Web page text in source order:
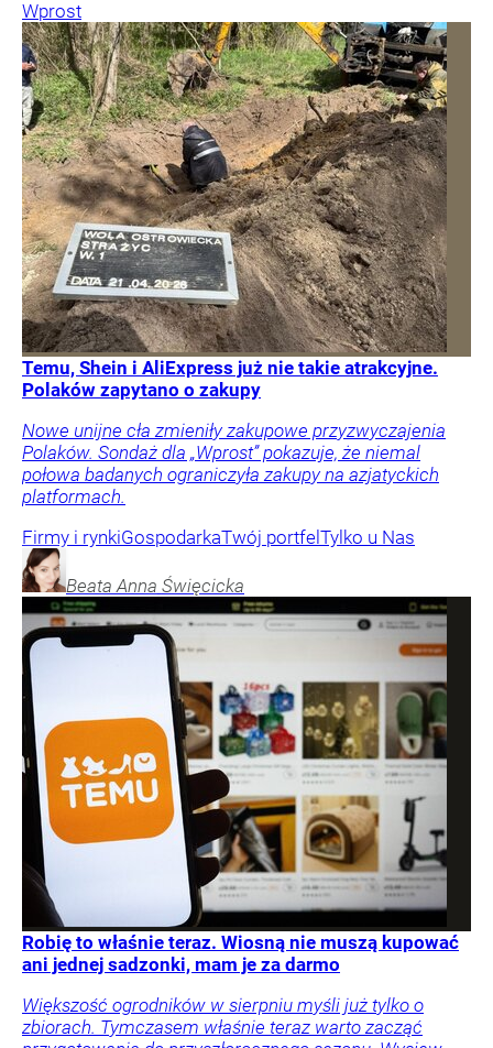
Wprost
Temu, Shein i AliExpress już nie takie atrakcyjne.
Polaków zapytano o zakupy
Nowe unijne cła zmieniły zakupowe przyzwyczajenia
Polaków. Sondaż dla „Wprost” pokazuje, że niemal
połowa badanych ograniczyła zakupy na azjatyckich
platformach.
Firmy i rynkiGospodarkaTwój portfel Tylko u Nas
Beata Anna Święcicka
Robię to właśnie teraz. Wiosną nie muszą kupować
ani jednej sadzonki, mam je za darmo
Większość ogrodników w sierpniu myśli już tylko o
zbiorach. Tymczasem właśnie teraz warto zacząć